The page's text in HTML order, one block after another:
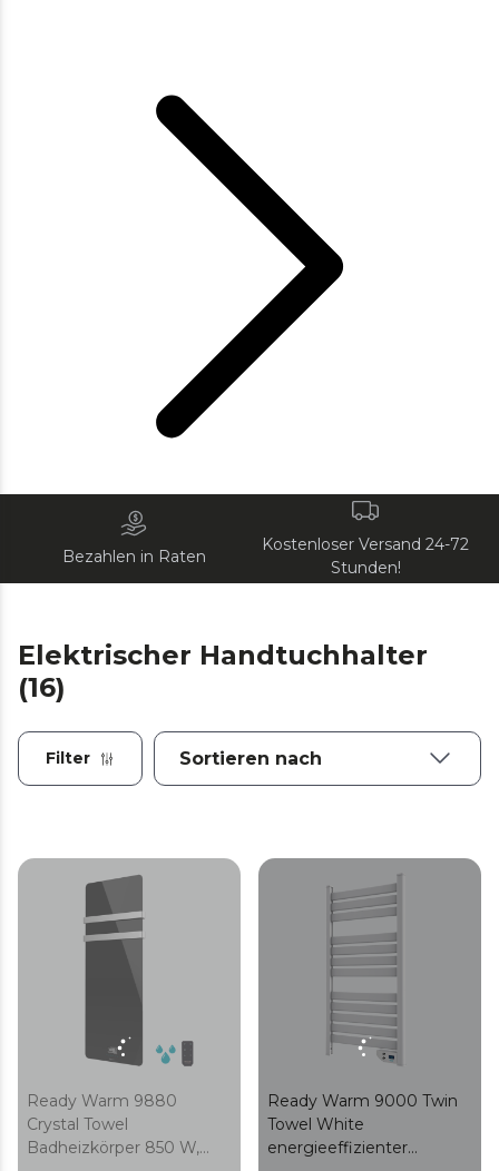
Bezahlen in Raten
Kostenloser Versand 24-72
Stunden!
Elektrischer Handtuchhalter
(16)
Filter
Ready Warm 9880
Crystal Towel
Badheizkörper 850 W,
Ready Warm 9000 Twin
Towel White
energieeffizienter